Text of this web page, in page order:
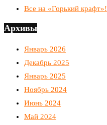
Все на «Горький крафт»!
Архивы
Январь 2026
Декабрь 2025
Январь 2025
Ноябрь 2024
Июнь 2024
Май 2024